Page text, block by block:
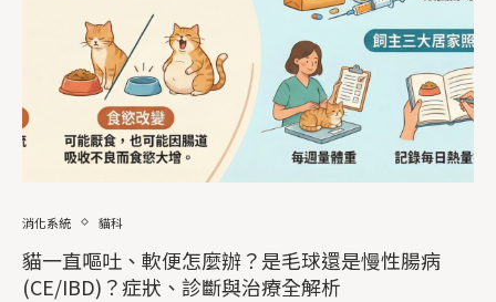
消化系統 貓科
貓一直嘔吐、軟便怎麼辦？是毛球還是慢性腸病
(CE/IBD)？症狀、診斷與治療全解析